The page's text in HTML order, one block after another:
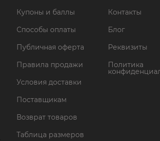
Купоны и баллы
Способы оплаты
Публичная оферта
Правила продажи
Условия доставки
Поставщикам
Возврат товаров
Таблица размеров
Контакты
Блог
Реквизиты
Политика